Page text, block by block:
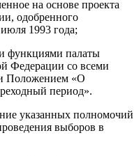
на основе проекта
одобренного
1993 года;
палаты
Федерации со всеми
Положением «О
период».
указанных полномочий
выборов в